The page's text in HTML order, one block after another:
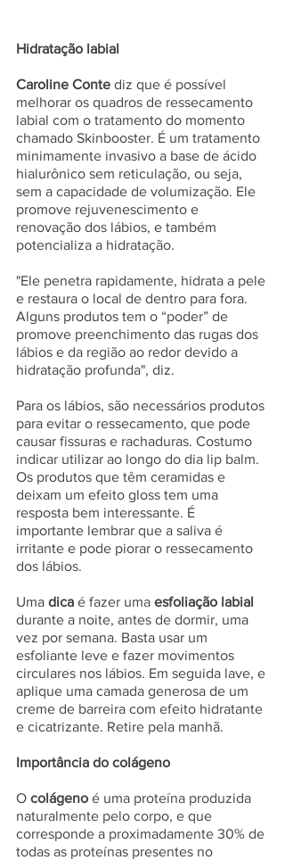
Hidratação labial
Caroline Conte diz que é possível
melhorar os quadros de ressecamento
labial com o tratamento do momento
chamado Skinbooster. É um tratamento
minimamente invasivo a base de ácido
hialurônico sem reticulação, ou seja,
sem a capacidade de volumização. Ele
promove rejuvenescimento e
renovação dos lábios, e também
potencializa a hidratação.
"Ele penetra rapidamente, hidrata a pele
e restaura o local de dentro para fora.
Alguns produtos tem o “poder” de
promove preenchimento das rugas dos
lábios e da região ao redor devido a
hidratação profunda", diz.
Para os lábios, são necessários produtos
para evitar o ressecamento, que pode
causar fissuras e rachaduras. Costumo
indicar utilizar ao longo do dia lip balm.
Os produtos que têm ceramidas e
deixam um efeito gloss tem uma
resposta bem interessante. É
importante lembrar que a saliva é
irritante e pode piorar o ressecamento
dos lábios.
Uma dica é fazer uma esfoliação labial
durante a noite, antes de dormir, uma
vez por semana. Basta usar um
esfoliante leve e fazer movimentos
circulares nos lábios. Em seguida lave, e
aplique uma camada generosa de um
creme de barreira com efeito hidratante
e cicatrizante. Retire pela manhã.
Importância do colágeno
O colágeno é uma proteína produzida
naturalmente pelo corpo, e que
corresponde a proximadamente 30% de
todas as proteínas presentes no